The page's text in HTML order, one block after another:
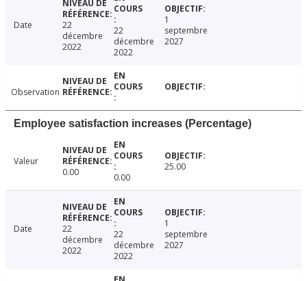
Date
22
décembre
2022
22
décembre
2022
1
septembre
2027
Observation
Employee satisfaction increases (Percentage)
Valeur
0.00
0.00
25.00
Date
22
décembre
2022
22
décembre
2022
1
septembre
2027